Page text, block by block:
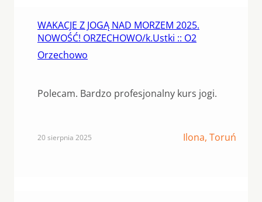
WAKACJE Z JOGĄ NAD MORZEM 2025.
NOWOŚĆ! ORZECHOWO/k.Ustki :: O2
Orzechowo
Polecam. Bardzo profesjonalny kurs jogi.
20 sierpnia 2025 Ilona, Toruń